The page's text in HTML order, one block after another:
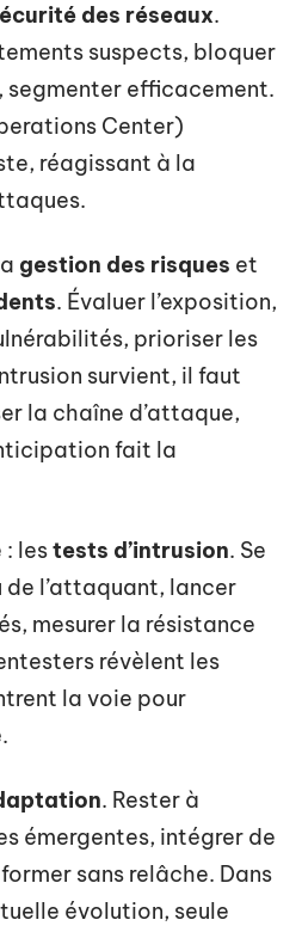
des réseaux.
suspects, bloquer
segmenter efficacement.
Center)
réagissant à la
gestion des risques et
. Évaluer l’exposition,
prioriser les
survient, il faut
la chaîne d’attaque,
fait la
lestests d’intrusion. Se
l’attaquant, lancer
mesurer la résistance
révèlent les
la voie pour
. Rester à
émergentes, intégrer de
sans relâche. Dans
évolution, seule